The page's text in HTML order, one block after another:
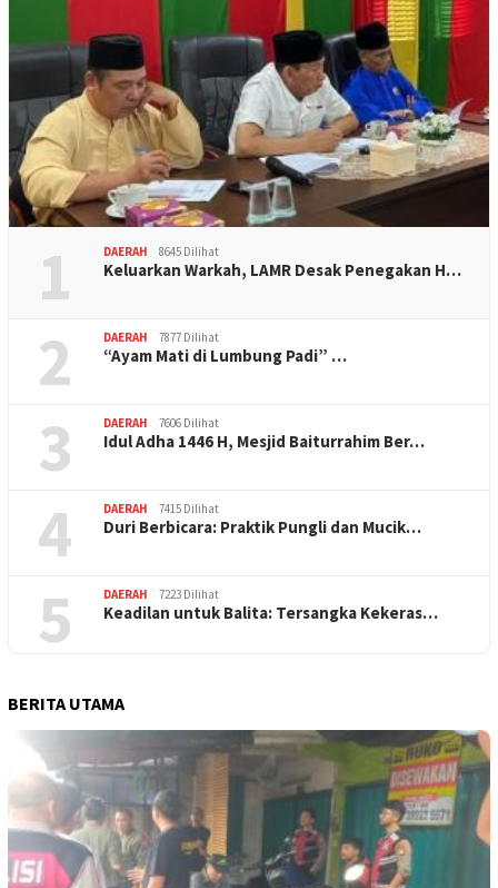
1 DAERAH 8645 Dilihat
Keluarkan Warkah, LAMR Desak Penegakan H…
2 DAERAH 7877 Dilihat
“Ayam Mati di Lumbung Padi” …
3 DAERAH 7606 Dilihat
Idul Adha 1446 H, Mesjid Baiturrahim Ber…
4 DAERAH 7415 Dilihat
Duri Berbicara: Praktik Pungli dan Mucik…
5 DAERAH 7223 Dilihat
Keadilan untuk Balita: Tersangka Kekeras…
BERITA UTAMA